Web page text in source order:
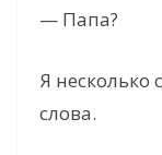
— Папа?
Я несколько
слова.